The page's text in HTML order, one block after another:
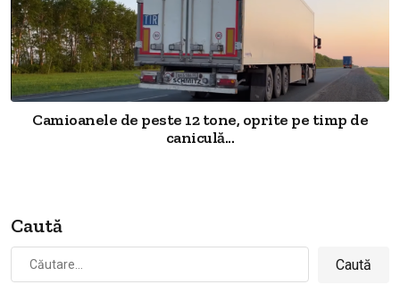
Camioanele de peste 12 tone, oprite pe timp de
caniculă...
Caută
după: